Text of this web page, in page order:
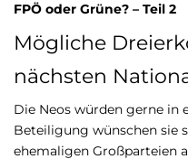
FPÖ oder Grüne? – Teil 2
Mögliche
nächsten
Die Neos würden gerne in
Beteiligung wünschen sie
ehemaligen Großparteien